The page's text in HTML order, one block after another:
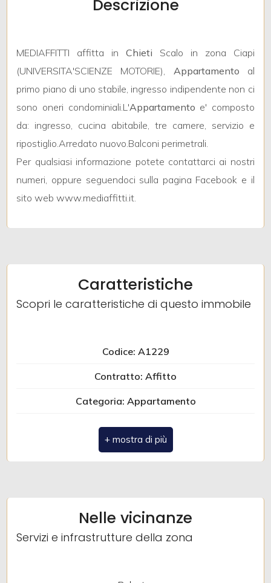
Descrizione
MEDIAFFITTI affitta inChieti Scalo in zona Ciapi
(UNIVERSITA'SCIENZE MOTORIE), Appartamento al
primo piano di uno stabile, ingresso indipendente non ci
sono oneri condominiali.L'Appartamento e' composto
da: ingresso, cucina abitabile, tre camere, servizio e
ripostiglio.Arredato nuovo.Balconi perimetrali.
Per qualsiasi informazione potete contattarci ai nostri
numeri, oppure seguendoci sulla pagina Facebook e il
sito web www.mediaffitti.it.
Caratteristiche
Scopri le caratteristiche di questo immobile
Codice: A1229
Contratto: Affitto
Categoria: Appartamento
Comune: Chieti
Zona: Chieti Scalo
Bagni: 1
Nelle vicinanze
Servizi e infrastrutture della zona
mq
Locali
minimi